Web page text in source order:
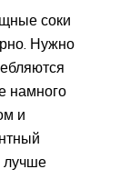
соки
Нужно
намного
и
лучше